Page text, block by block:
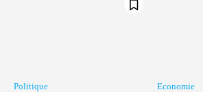
Politique Economie